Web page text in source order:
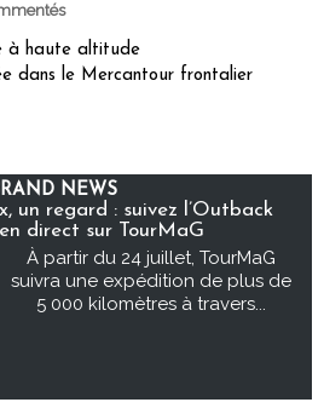
à haute altitude
dans le Mercantour frontalier
NEWS
un regard : suivez l’Outback
direct sur TourMaG
À partir du 24 juillet, TourMaG
suivra une expédition de plus de
5 000 kilomètres à travers...